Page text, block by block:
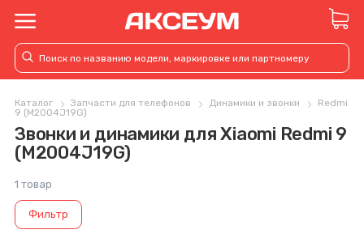
Каталог Запчасти для телефонов Динамики и звонки
Redmi
9 (M2004J19G)
Звонки и динамики для Xiaomi Redmi 9
(M2004J19G)
1 товар
Фильтр